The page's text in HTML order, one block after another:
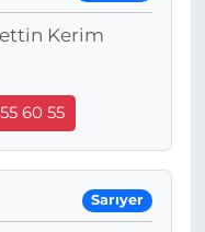
Kerim
60 55
Sarıyer